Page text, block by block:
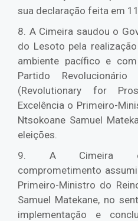
sua declaração feita em
8. A Cimeira saudou o
do Lesoto pela
ambiente pacífico e
Partido
(Revolutionary for
Excelência o Primeiro-
Ntsokoane Samuel
eleições.
9. A Cimeira
comprometimento
Primeiro-Ministro do
Samuel Matekane, no
implementação e